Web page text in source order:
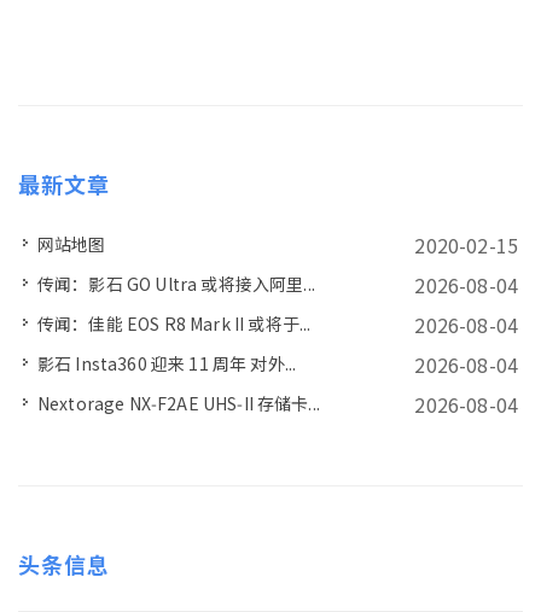
最新文章
网站地图 2020-02-15
传闻：影石 GO Ultra 或将接入阿里... 2026-08-04
传闻：佳能 EOS R8 Mark II 或将于... 2026-08-04
影石 Insta360 迎来 11 周年 对外... 2026-08-04
Nextorage NX‑F2AE UHS‑II 存储卡... 2026-08-04
头条信息